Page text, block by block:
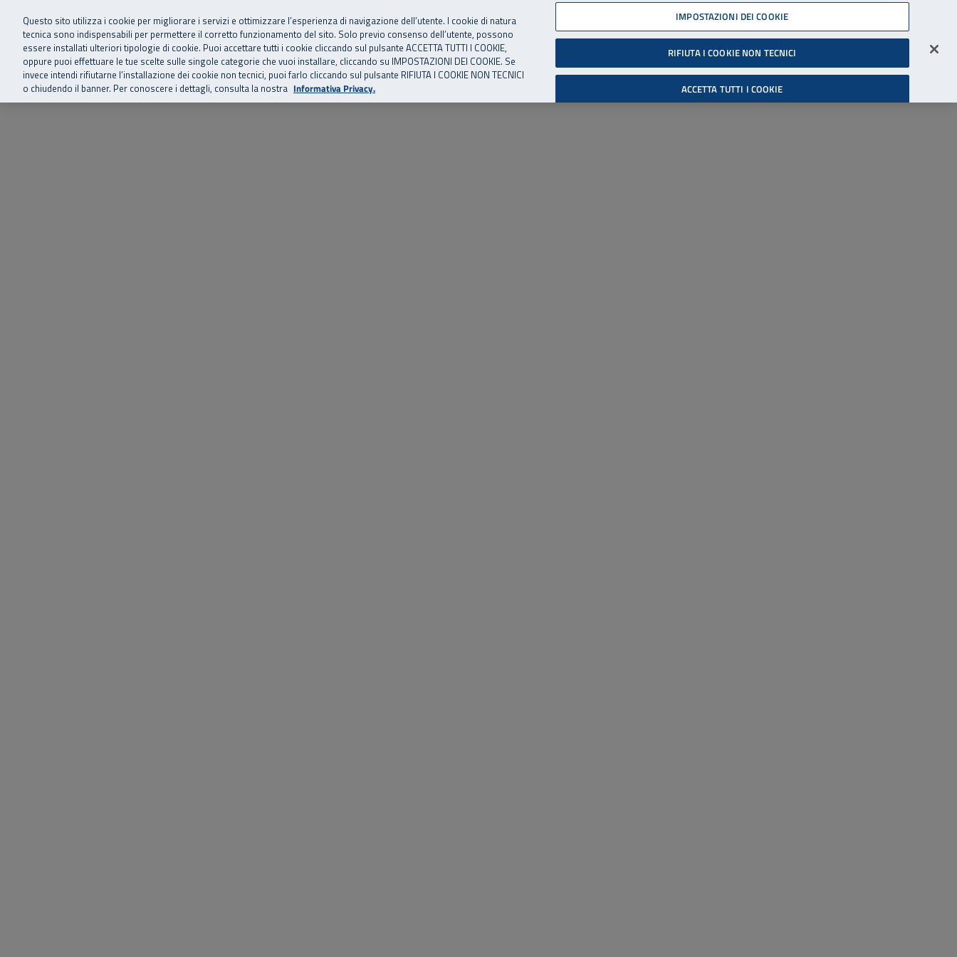
Vai al menu principale
Vai al contenuto principale
Vai al Footer 06 45539607
SuperAbile - il Contact Center Inail per il mondo della disabilità
Home Chi siamo Storie, news ed eventi Risorse utili Supporto Accessibilità
Cerca
Accedi all'area riservata
Questo sito utilizza i cookie per migliorare i servizi e ottimizzare l’esperienza di navigazione dell’utente. I cookie di natura
tecnica sono indispensabili per permettere il corretto funzionamento del sito. Solo previo consenso dell’utente, possono
essere installati ulteriori tipologie di cookie. Puoi accettare tutti i cookie cliccando sul pulsante ACCETTA TUTTI I COOKIE,
oppure puoi effettuare le tue scelte sulle singole categorie che vuoi installare, cliccando su IMPOSTAZIONI DEI COOKIE. Se
invece intendi rifiutarne l’installazione dei cookie non tecnici, puoi farlo cliccando sul pulsante RIFIUTA I COOKIE NON TECNICI
o chiudendo il banner. Per conoscere i dettagli, consulta la nostra Informativa Privacy.
IMPOSTAZIONI DEI COOKIE
RIFIUTA I COOKIE NON TECNICI
ACCETTA TUTTI I COOKIE